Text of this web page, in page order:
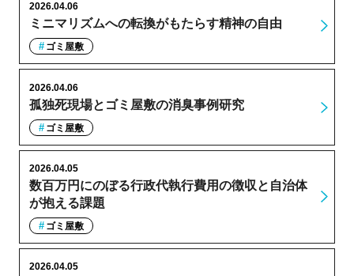
ミニマリズムへの転換がもたらす精神の自由
2026.04.06
ゴミ屋敷
孤独死現場とゴミ屋敷の消臭事例研究
2026.04.06
ゴミ屋敷
数百万円にのぼる行政代執行費用の徴収と自治体
が抱える課題
2026.04.05
ゴミ屋敷
2026.04.05